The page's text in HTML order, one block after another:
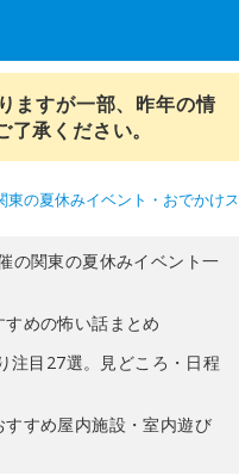
ますが一部、昨年の情
承ください。
東の夏休みイベント・おでかけ
の関東の夏休みイベント一
すめの怖い話まとめ
注目27選。見どころ・日程
すめ屋内施設・室内遊び